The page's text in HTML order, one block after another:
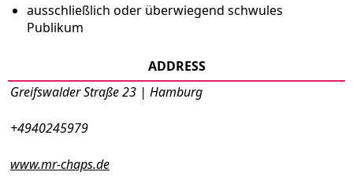
ausschließlich oder überwiegend schwules
Publikum
ADDRESS
Greifswalder Straße 23 | Hamburg
+4940245979
www.mr-chaps.de